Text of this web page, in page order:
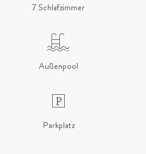
7 Schlafzimmer
Außenpool
Parkplatz